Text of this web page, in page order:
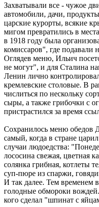
Захватывали все - чужое
автомобили, дачи,
царские курорты, всякие
мигом превратились в
в 1918 году была
комиссаров", где подавали
Оглядев меню, Ильич
не могут", и для Сталина
Ленин лично
кремлевские столовые. В
числиться по нескольку
сыры, а также грибочки с
пристрастился за время
Сохранилось меню обедов
самый, когда в стране
случаи людоедства:
лососина свежая, цветная
солянка грибная, котлеты
суп-пюре из спаржи,
И так далее. Тем временем
голодные обмороки
кого сделал "шпинат с